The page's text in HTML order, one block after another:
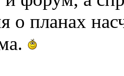
о планах